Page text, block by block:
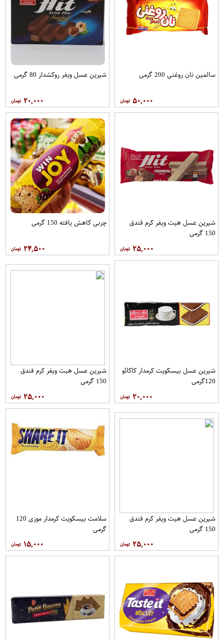
سالمین نان روغنی 200 گرمی
۵۰,۰۰۰
شیرین عسل ویفر روکشدار 80 گرمی
۲۰,۰۰۰
شیرین عسل هیت ویفر کرم فندق
150 گرمی
۲۵,۰۰۰
چربی کاهش یافته 150 گرمی
۲۴,۵۰۰
شیرین عسل بیسکویت کرمدار کاکائو
120گرمی
۲۰,۰۰۰
شیرین عسل هیت ویفر کرم فندق
150 گرمی
۲۵,۰۰۰
شیرین عسل هیت ویفر کرم فندق
150 گرمی
۲۵,۰۰۰
سلامت بیسکویت کرمدار موزی 120
گرمی
۱۵,۰۰۰